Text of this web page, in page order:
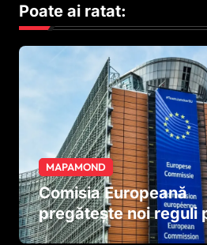
Poate ai ratat:
MAPAMOND
Comisia Europeană
pregătește noi reguli
tutun și țigările